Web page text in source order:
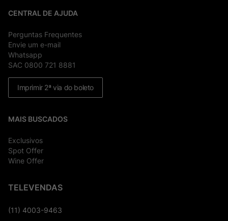
CENTRAL DE AJUDA
Perguntas Frequentes
Envie um e-mail
Whatsapp
SAC 0800 721 8881
Imprimir 2ª via do boleto
MAIS BUSCADOS
Exclusivos
Spot Offer
Wine Offer
TELEVENDAS
(11) 4003-9463